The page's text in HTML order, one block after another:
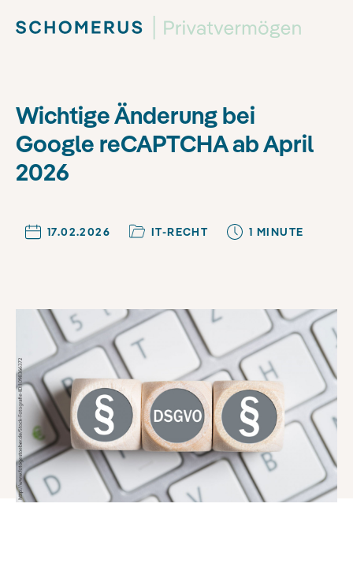
Wichtige Änderung bei
Google reCAPTCHA ab April
2026
17.02.2026 IT-RECHT 1 MINUTE